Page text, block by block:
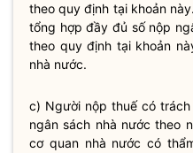
theo quy định tại khoản
tổng hợp đầy đủ số nộp
theo quy định tại khoản
nhà nước.
c) Người nộp thuếcó trách
ngân sách nhà nước theo
cơ quan nhà nước có